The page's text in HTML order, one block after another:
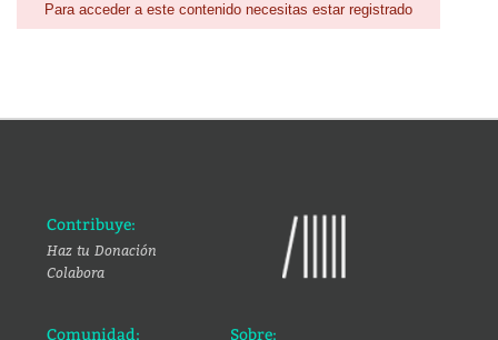
Para acceder a este contenido necesitas estar registrado
Contribuye:
Haz tu Donación
Colabora
Comunidad: Sobre: